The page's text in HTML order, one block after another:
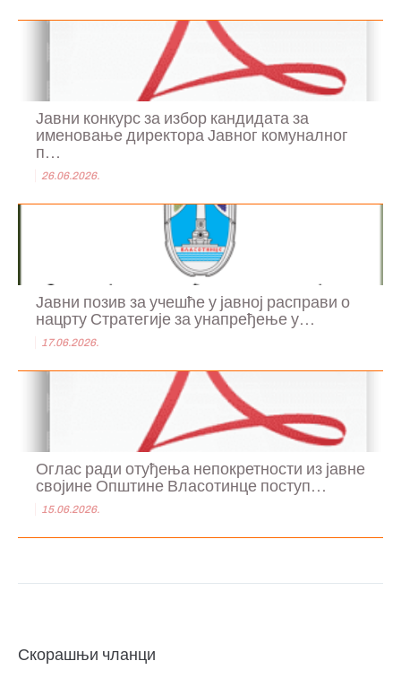
Јавни конкурс за избор кандидата за
именовање директора Јавног комуналног
п...
26.06.2026.
Јавни позив за учешће у јавној расправи о
нацрту Стратегије за унапређење у...
17.06.2026.
Оглас ради отуђења непокретности из јавне
својине Општине Власотинце поступ...
15.06.2026.
Скорашњи чланци